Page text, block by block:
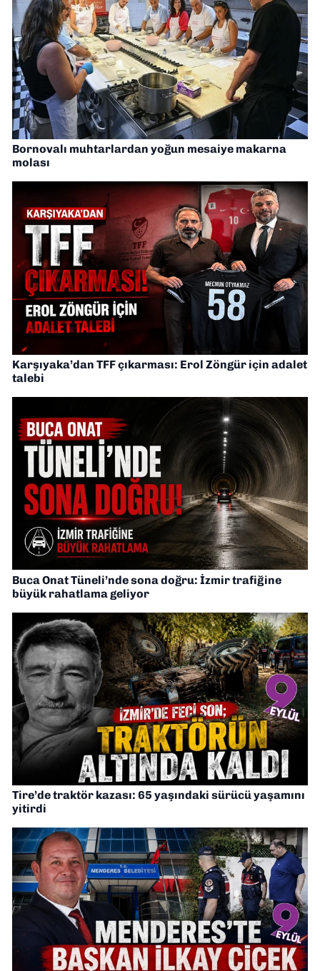
Bornovalı muhtarlardan yoğun mesaiye makarna
molası
Karşıyaka’dan TFF çıkarması: Erol Zöngür için adalet
talebi
Buca Onat Tüneli’nde sona doğru: İzmir trafiğine
büyük rahatlama geliyor
Tire’de traktör kazası: 65 yaşındaki sürücü yaşamını
yitirdi